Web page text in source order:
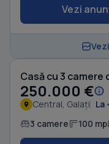
Vezi
Casă cu 3 camere
250.000 €
Central, Galați La
3 camere 100 mp